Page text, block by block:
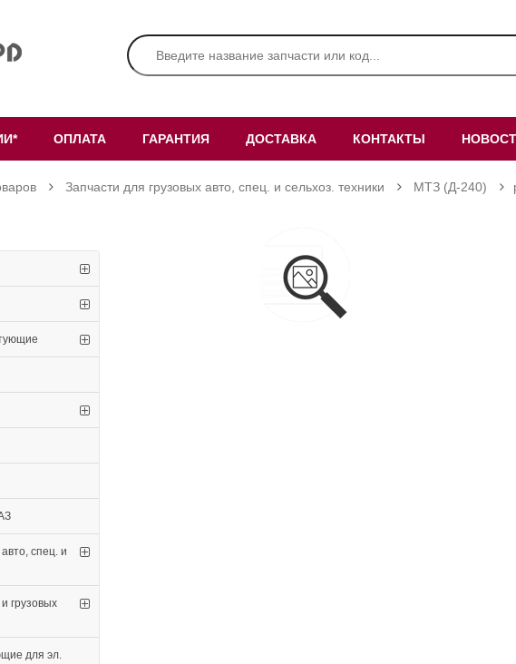
ОПЛАТА ГАРАНТИЯ ДОСТАВКА КОНТАКТЫ
Запчасти для грузовых авто, спец. и сельхоз. техники МТЗ (Д-240)
спец. и
грузовых
для эл.